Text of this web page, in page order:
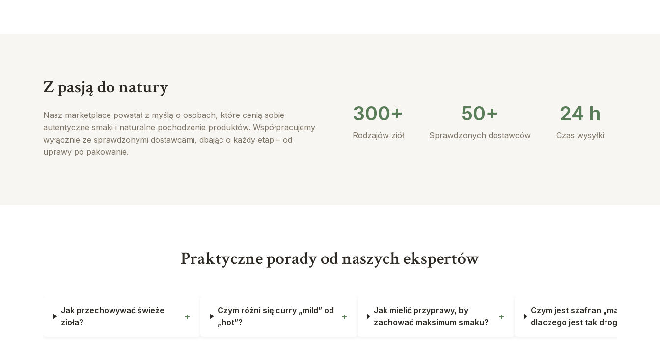
Z pasją do natury
Nasz marketplace powstał z myślą o osobach, które cenią sobie
autentyczne smaki i naturalne pochodzenie produktów. Współpracujemy
wyłącznie ze sprawdzonymi dostawcami, dbając o każdy etap – od
uprawy po pakowanie.
300+
Rodzajów ziół
50+
Sprawdzonych dostawców
24 h
Czas wysyłki
Praktyczne porady od naszych ekspertów
Jak przechowywać świeże
zioła?
Czym różni się curry „mild” od
„hot”?
Jak mielić przyprawy, by
zachować maksimum smaku?
Czym jest szafran „mancha” i
dlaczego jest tak drogi?